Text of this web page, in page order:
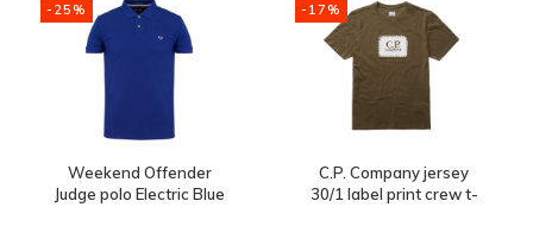
-25%
Weekend Offender
Judge polo Electric Blue
-17%
C.P. Company jersey
30/1 label print crew t-